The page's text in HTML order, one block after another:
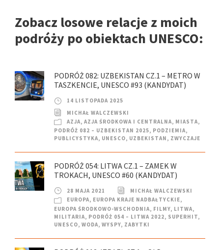
Zobacz losowe relacje z moich
podróży po obiektach UNESCO:
PODRÓŻ 082: UZBEKISTAN CZ.1 – METRO W
TASZKENCIE, UNESCO #93 (KANDYDAT)
14 LISTOPADA 2025
MICHAŁ WALCZEWSKI
AZJA, AZJA ŚRODKOWA I CENTRALNA, MIASTA,
PODRÓŻ 082 – UZBEKISTAN 2025, PODZIEMIA,
PUBLICYSTYKA, UNESCO, UZBEKISTAN , ZWYCZAJE
PODRÓŻ 054: LITWA CZ.1 – ZAMEK W
TROKACH, UNESCO #60 (KANDYDAT)
28 MAJA 2021
MICHAŁ WALCZEWSKI
EUROPA, EUROPA KRAJE NADBAŁTYCKIE,
EUROPA ŚRODKOWO-WSCHODNIA, FILMY, LITWA,
MILITARIA, PODRÓŻ 054 – LITWA 2022, SUPERHIT,
UNESCO, WODA, WYSPY, ZABYTKI